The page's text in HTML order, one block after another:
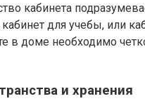
кабинета
для учебы, или
в доме необходимо
и хранения